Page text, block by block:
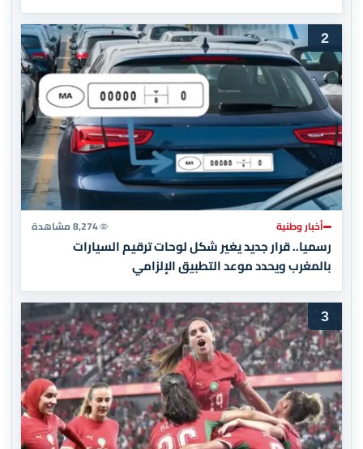
2
أخبار وطنية 8,274 مشاهدة
رسميا.. قرار جديد يغير شكل لوحات ترقيم السيارات
بالمغرب ويحدد موعد التطبيق الإلزامي
3